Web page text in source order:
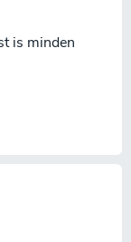
is minden